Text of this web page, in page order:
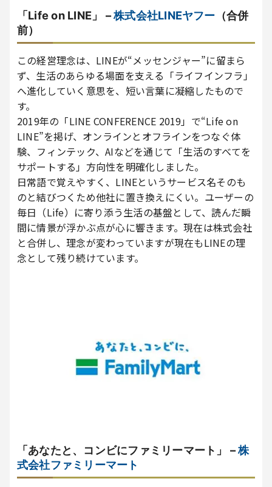
「Life on LINE」 –株式会社LINEヤフー （合併
前）
この経営理念は、LINEが“メッセンジャー”に留まら
ず、生活のあらゆる場面を支える「ライフインフラ」
へ進化していく意思を、短い言葉に凝縮したもので
す。
2019年の「LINE CONFERENCE 2019」で“Life on
LINE”を掲げ、オンラインとオフラインをつなぐ体
験、フィンテック、AIなどを通じて「生活のすべてを
サポートする」方向性を明確化しました。
日常語で覚えやすく、LINEというサービス名そのも
のと結びつくため他社に置き換えにくい。ユーザーの
毎日（Life）に寄り添う生活の基盤として、読んだ瞬
間に情景が浮かぶ点が心に響きます。現在は株式会社
と合併し、理念が変わっていますが現在もLINEの理
念として残り続けています。
「あなたと、コンビにファミリーマート」 –株
式会社ファミリーマート